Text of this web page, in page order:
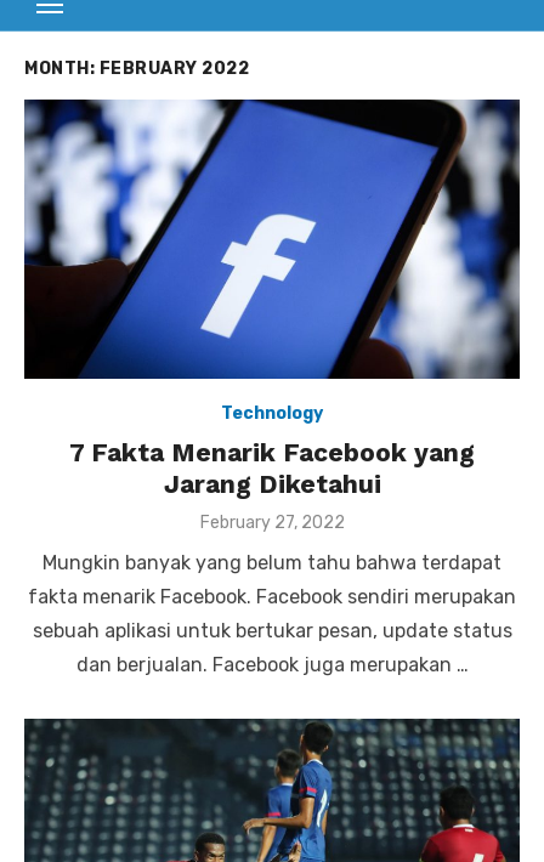
MONTH: FEBRUARY 2022
Technology
7 Fakta Menarik Facebook yang
Jarang Diketahui
P
s
t
e
d
n
February 27, 2022
Mungkin banyak yang belum tahu bahwa terdapat
fakta menarik Facebook. Facebook sendiri merupakan
sebuah aplikasi untuk bertukar pesan, update status
dan berjualan. Facebook juga merupakan …